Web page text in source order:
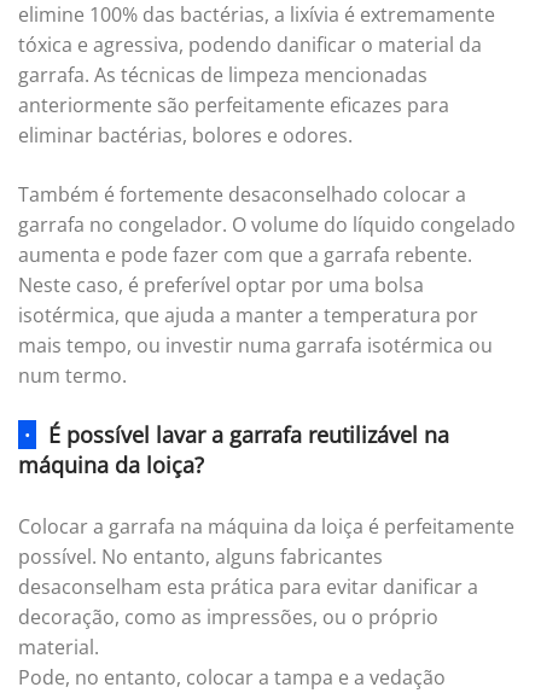
elimine 100% das bactérias, a lixívia é extremamente
tóxica e agressiva, podendo danificar o material da
garrafa. As técnicas de limpeza mencionadas
anteriormente são perfeitamente eficazes para
eliminar bactérias, bolores e odores.
Também é fortemente desaconselhado colocar a
garrafa no congelador. O volume do líquido congelado
aumenta e pode fazer com que a garrafa rebente.
Neste caso, é preferível optar por uma bolsa
isotérmica, que ajuda a manter a temperatura por
mais tempo, ou investir numa garrafa isotérmica ou
num termo.
·
É possível lavar a garrafa reutilizável na
máquina da loiça?
Colocar a garrafa na máquina da loiça é perfeitamente
possível. No entanto, alguns fabricantes
desaconselham esta prática para evitar danificar a
decoração, como as impressões, ou o próprio
material.
Pode, no entanto, colocar a tampa e a vedação